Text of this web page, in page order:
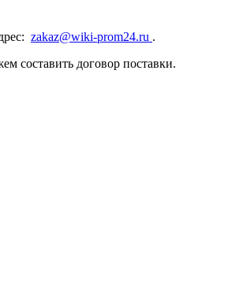
zakaz@wiki-prom24.ru .
составить договор поставки.